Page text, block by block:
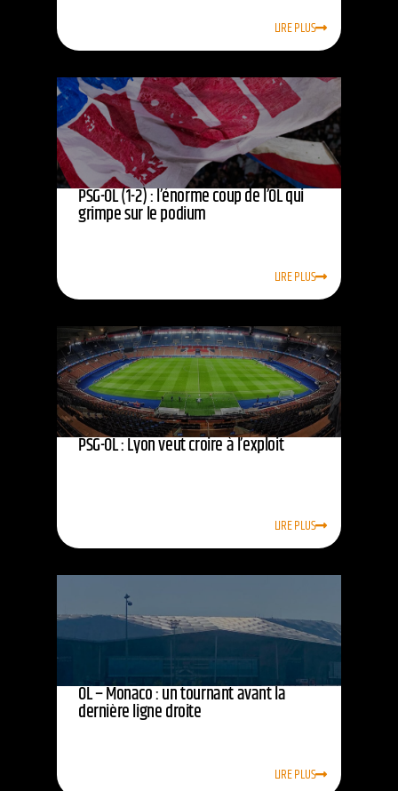
LIRE PLUS
PSG-OL (1-2) : l’énorme coup de l’OL qui
grimpe sur le podium
LIRE PLUS
PSG-OL : Lyon veut croire à l’exploit
LIRE PLUS
OL – Monaco : un tournant avant la
dernière ligne droite
LIRE PLUS